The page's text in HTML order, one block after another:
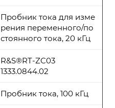
Пробник тока для изме
рения переменного/по
стоянного тока, 20 кГц
R&S®RT-ZC03
1333.0844.02
Пробник тока, 100 кГц